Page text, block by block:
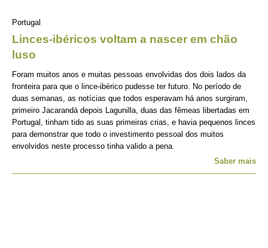
Portugal
Linces-ibéricos voltam a nascer em chão
luso
Foram muitos anos e muitas pessoas envolvidas dos dois lados da
fronteira para que o lince-ibérico pudesse ter futuro. No período de
duas semanas, as notícias que todos esperavam há anos surgiram,
primeiro Jacarandá depois Lagunilla, duas das fêmeas libertadas em
Portugal, tinham tido as suas primeiras crias, e havia pequenos linces
para demonstrar que todo o investimento pessoal dos muitos
envolvidos neste processo tinha valido a pena.
Saber mais